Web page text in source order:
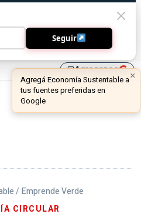
library_addAgreganos
/ Emprende Verde
CIRCULAR
Seguir